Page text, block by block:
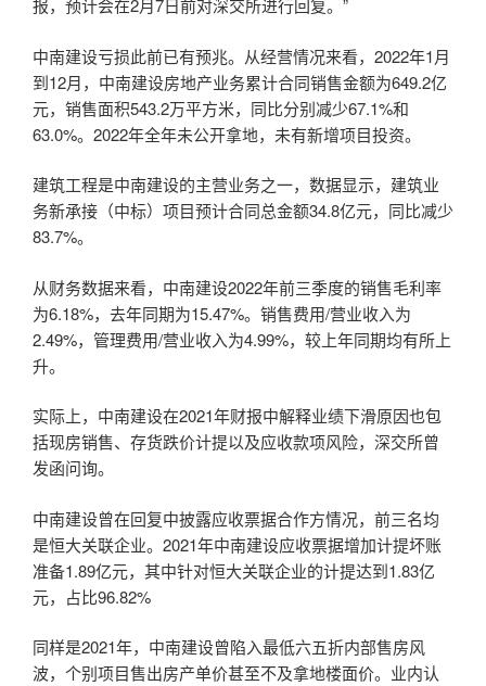
报，预计会在2月7日前对深交所进行回复。”
中南建设亏损此前已有预兆。从经营情况来看，2022年1月
到12月，中南建设房地产业务累计合同销售金额为649.2亿
元，销售面积543.2万平方米，同比分别减少67.1%和
63.0%。2022年全年未公开拿地，未有新增项目投资。
建筑工程是中南建设的主营业务之一，数据显示，建筑业
务新承接（中标）项目预计合同总金额34.8亿元，同比减少
83.7%。
从财务数据来看，中南建设2022年前三季度的销售毛利率
为6.18%，去年同期为15.47%。销售费用/营业收入为
2.49%，管理费用/营业收入为4.99%，较上年同期均有所上
升。
实际上，中南建设在2021年财报中解释业绩下滑原因也包
括现房销售、存货跌价计提以及应收款项风险，深交所曾
发函问询。
中南建设曾在回复中披露应收票据合作方情况，前三名均
是恒大关联企业。2021年中南建设应收票据增加计提坏账
准备1.89亿元，其中针对恒大关联企业的计提达到1.83亿
元，占比96.82%
同样是2021年，中南建设曾陷入最低六五折内部售房风
波，个别项目售出房产单价甚至不及拿地楼面价。业内认